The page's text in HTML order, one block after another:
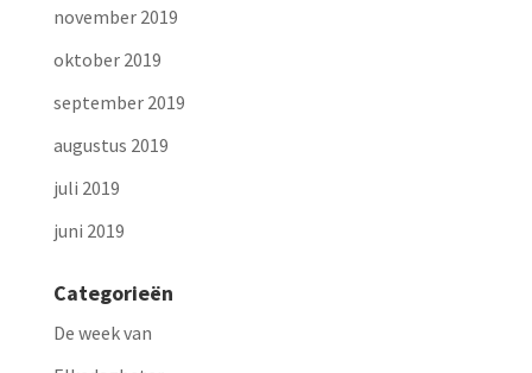
november 2019
oktober 2019
september 2019
augustus 2019
juli 2019
juni 2019
Categorieën
De week van